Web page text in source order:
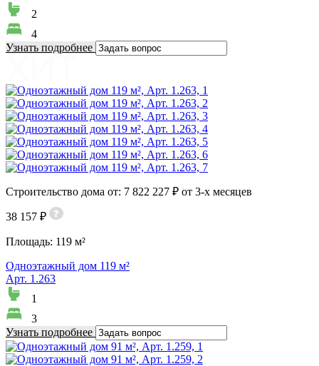
2
4
Узнать подробнее
Строительство дома от: 7 822 227 ₽ от 3-х месяцев
38 157 ₽
Площадь: 119 м²
Одноэтажный дом 119 м²
Арт. 1.263
1
3
Узнать подробнее